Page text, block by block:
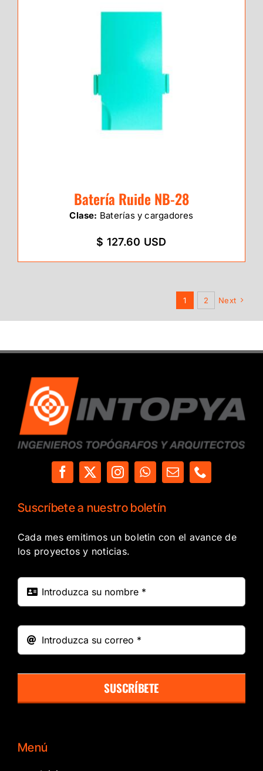
Batería Ruide NB-28
Clase: Baterías y cargadores
$ 127.60 USD
1 2 Next
Suscríbete a nuestro boletín
Cada mes emitimos un boletin con el avance de
los proyectos y noticias.
SUSCRÍBETE
Menú